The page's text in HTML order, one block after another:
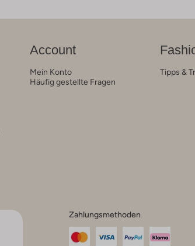
Account
Mein Konto
Häufig gestellte Fragen
Tipps &
Zahlungsmethoden